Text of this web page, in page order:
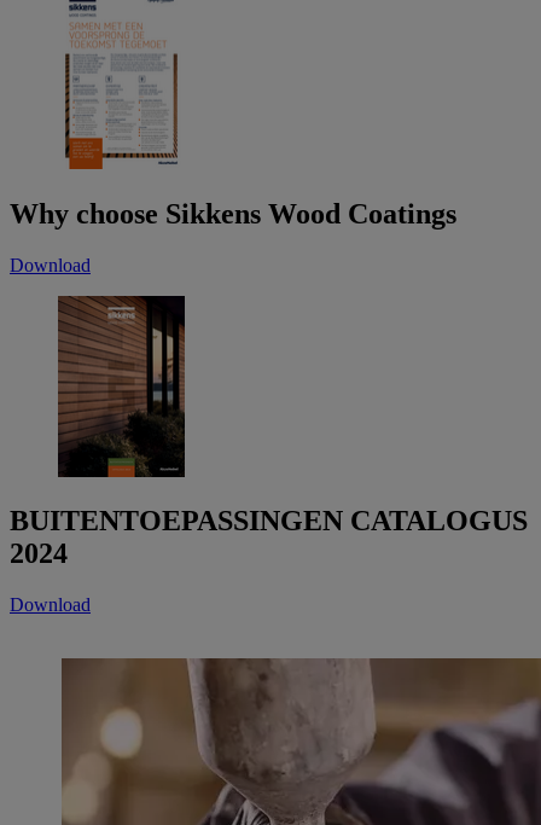
Why choose Sikkens Wood Coatings
Download
BUITENTOEPASSINGEN CATALOGUS
2024
Download